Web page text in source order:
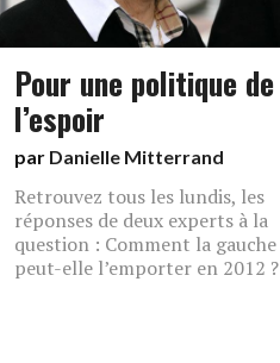
Pour une politique de
l’espoir
par Danielle Mitterrand
Retrouvez tous les lundis, les
réponses de deux experts à la
question : Comment la gauche
peut-elle l’emporter en 2012 ?